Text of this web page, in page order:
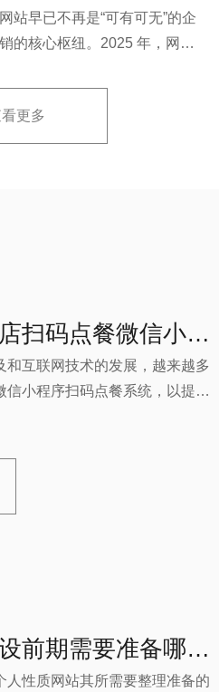
站早已不再是“可有可无”的企
的核心枢纽。2025 年，网站
企业在建站时又面临哪些新挑
权威数据，梳理行业最新趋
弯路。
更多
淮北餐饮行业饭店扫码点餐微信小程序如何制作开发
和互联网技术的发展，越来越多
信小程序扫码点餐系统，以提高
需等待餐饮服务人员手动排队
？
淮北企业网站建设前期需要准备哪些资料
人性质网站其所需要整理准备的